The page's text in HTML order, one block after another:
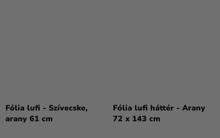
Fólia lufi - Szívecske,
arany 61 cm
Fólia lufi háttér - Arany
72 x 143 cm